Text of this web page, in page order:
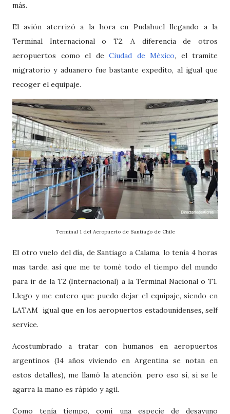
más.
El avión aterrizó a la hora en Pudahuel llegando a la
Terminal Internacional o T2. A diferencia de otros
aeropuertos como el de Ciudad de México, el tramite
migratorio y aduanero fue bastante expedito, al igual que
recoger el equipaje.
Terminal 1 del Aeropuerto de Santiago de Chile
El otro vuelo del día, de Santiago a Calama, lo tenía 4 horas
mas tarde, así que me te tomé todo el tiempo del mundo
para ir de la T2 (Internacional) a la Terminal Nacional o T1.
Llego y me entero que puedo dejar el equipaje, siendo en
LATAM igual que en los aeropuertos estadounidenses, self
service.
Acostumbrado a tratar con humanos en aeropuertos
argentinos (14 años viviendo en Argentina se notan en
estos detalles), me llamó la atención, pero eso sí, si se le
agarra la mano es rápido y agil.
Como tenía tiempo, comi una especie de desayuno